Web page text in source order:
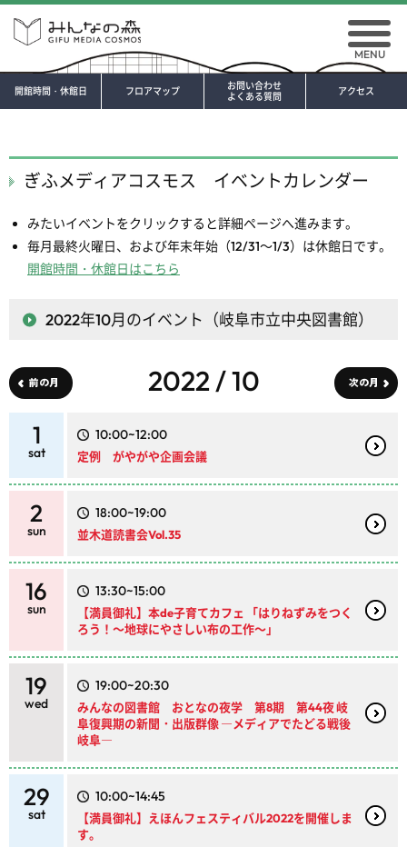
アクセス
開館時間・休館日 フロアマップ
お問い合わせ
よくある質問
MENU
ぎふメディアコスモス イベントカレンダー
みたいイベントをクリックすると詳細ページへ進みます。
毎月最終火曜日、および年末年始（12/31～1/3）は休館日です。
開館時間・休館日はこちら
2022年10月のイベント（岐阜市立中央図書館）
前の月 2022 / 10 次の月
1
sat
10:00~12:00
定例 がやがや企画会議
2
sun
18:00~19:00
並木道読書会Vol.35
16
sun
13:30~15:00
【満員御礼】本de子育てカフェ 「はりねずみをつく
ろう！～地球にやさしい布の工作～」
19
wed
19:00~20:30
みんなの図書館 おとなの夜学 第8期 第44夜 岐
阜復興期の新聞・出版群像 ―メディアでたどる戦後
岐阜―
29
sat
10:00~14:45
【満員御礼】えほんフェスティバル2022を開催しま
す。